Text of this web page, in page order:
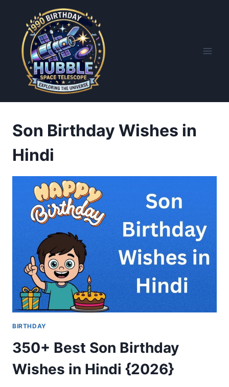
content
Son Birthday Wishes in
Hindi
BIRTHDAY
350+ Best Son Birthday
Wishes in Hindi {2026}